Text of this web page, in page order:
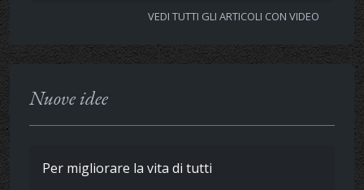
VEDI TUTTI GLI ARTICOLI CON VIDEO
Nuove idee
Per migliorare la vita di tutti